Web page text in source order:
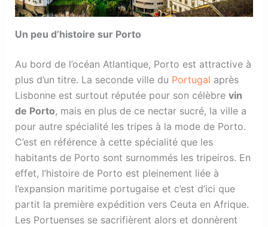
Un peu d’histoire sur Porto
Au bord de l’océan Atlantique, Porto est attractive à
plus d’un titre. La seconde ville du Portugal après
Lisbonne est surtout réputée pour son célèbre vin
de Porto, mais en plus de ce nectar sucré, la ville a
pour autre spécialité les tripes à la mode de Porto.
C’est en référence à cette spécialité que les
habitants de Porto sont surnommés les tripeiros. En
effet, l’histoire de Porto est pleinement liée à
l’expansion maritime portugaise et c’est d’ici que
partit la première expédition vers Ceuta en Afrique.
Les Portuenses se sacrifièrent alors et donnèrent